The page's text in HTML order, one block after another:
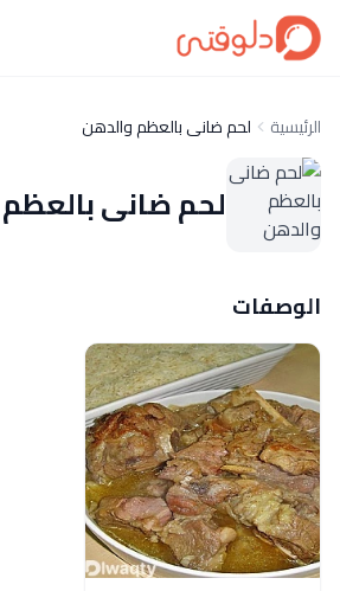
الرئيسية لحم ضانى بالعظم والدهن
لحم ضانى
الوصفات